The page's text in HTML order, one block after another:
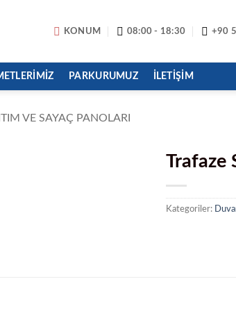
KONUM 08:00 - 18:30 +90
PARKURUMUZ İLETIŞIM
VE SAYAÇ PANOLARI
Trafaze
Kategoriler: